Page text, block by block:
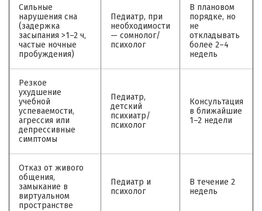
Сильные
нарушения сна
(задержка
засыпания >1–2 ч,
частые ночные
пробуждения)
Педиатр, при
необходимости
— сомнолог/
психолог
В плановом
порядке, но
не
откладывать
более 2–4
недель
Резкое
ухудшение
учебной
успеваемости,
агрессия или
депрессивные
симптомы
Педиатр,
детский
психиатр/
психолог
Консультация
в ближайшие
1–2 недели
Отказ от живого
общения,
замыкание в
виртуальном
пространстве
Педиатр и
психолог
В течение 2
недель